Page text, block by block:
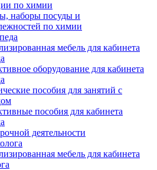
по химии
наборы посуды и
по химии
мебель для кабинета
оборудование для кабинета
пособия для занятий с
пособия для кабинета
деятельности
мебель для кабинета